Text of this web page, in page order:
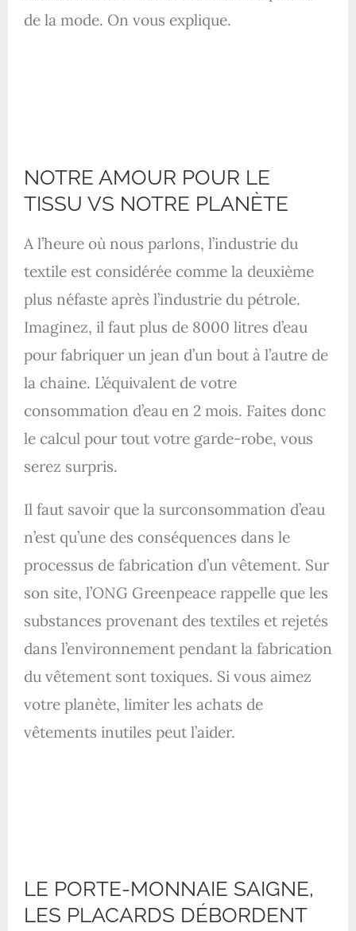
de la mode. On vous explique.
NOTRE AMOUR POUR LE
TISSU VS NOTRE PLANÈTE
A l’heure où nous parlons, l’industrie du
textile est considérée comme la deuxième
plus néfaste après l’industrie du pétrole.
Imaginez, il faut plus de 8000 litres d’eau
pour fabriquer un jean d’un bout à l’autre de
la chaine. L’équivalent de votre
consommation d’eau en 2 mois. Faites donc
le calcul pour tout votre garde-robe, vous
serez surpris.
Il faut savoir que la surconsommation d’eau
n’est qu’une des conséquences dans le
processus de fabrication d’un vêtement. Sur
son site, l’ONG Greenpeace rappelle que les
substances provenant des textiles et rejetés
dans l’environnement pendant la fabrication
du vêtement sont toxiques. Si vous aimez
votre planète, limiter les achats de
vêtements inutiles peut l’aider.
LE PORTE-MONNAIE SAIGNE,
LES PLACARDS DÉBORDENT